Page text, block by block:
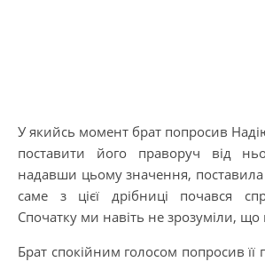
У якийсь момент брат попросив
поставити його праворуч від
надавши цьому значення, поставила
саме з цієї дрібниці почався
Спочатку ми навіть не зрозуміли, що
Брат спокійним голосом попросив її